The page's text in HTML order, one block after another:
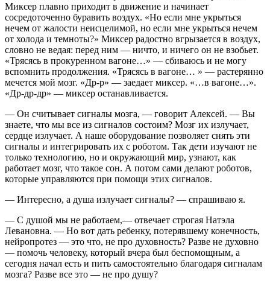
Миксер плавно приходит в движение и начинает
сосредоточенно буравить воздух. «Но если мне укрыться
нечем от жалости неисцелимой, но если мне укрыться нечем
от холода и темноты?» Миксер радостно вгрызается в воздух,
словно не ведая: перед ним — ничто, и ничего он не взобьет.
«Трясясь в прокуренном вагоне…» — сбиваюсь и не могу
вспомнить продолжения. «Трясясь в вагоне… » — растерянно
мечется мой мозг. «Др-р» — заедает миксер. «…в вагоне…».
«Др-др-др» — миксер останавливается.
— Он считывает сигналы мозга, — говорит Алексей. — Вы
знаете, что мы все из сигналов состоим? Мозг их излучает,
сердце излучает. А наше оборудование позволяет снять эти
сигналы и интегрировать их с роботом. Так дети изучают не
только технологию, но и окружающий мир, узнают, как
работает мозг, что такое сон. А потом сами делают роботов,
которые управляются при помощи этих сигналов.
— Интересно, а душа излучает сигналы? — спрашиваю я.
— С душой мы не работаем,— отвечает строгая Натэла
Левановна. — Но вот дать ребенку, потерявшему конечность,
нейропротез — это что, не про духовность? Разве не духовно
— помочь человеку, который вчера был беспомощным, а
сегодня начал есть и пить самостоятельно благодаря сигналам
мозга? Разве все это — не про душу?